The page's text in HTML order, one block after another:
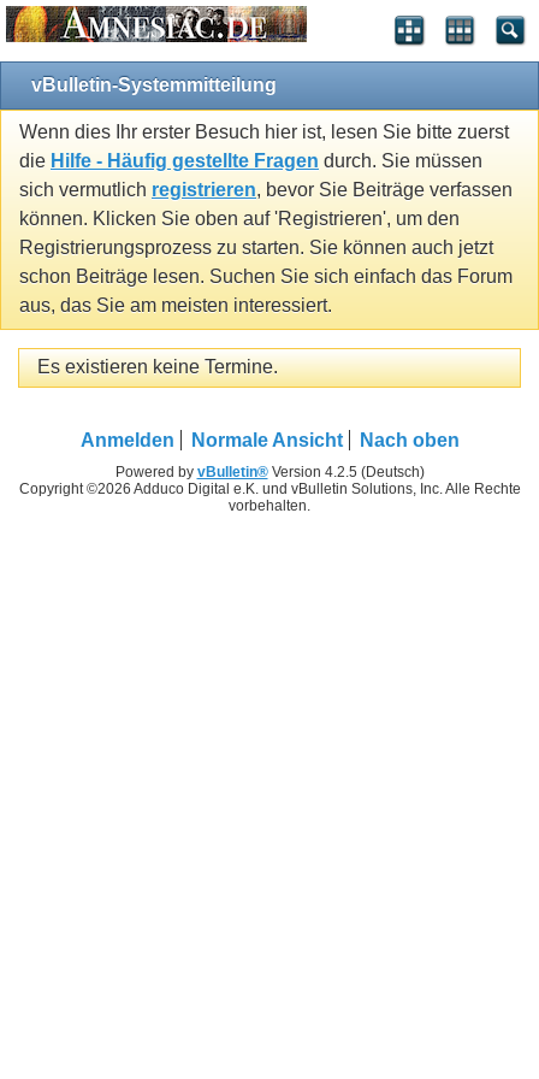
vBulletin-Systemmitteilung
Wenn dies Ihr erster Besuch hier ist, lesen Sie bitte zuerst
die Hilfe - Häufig gestellte Fragen durch. Sie müssen
sich vermutlich registrieren, bevor Sie Beiträge verfassen
können. Klicken Sie oben auf 'Registrieren', um den
Registrierungsprozess zu starten. Sie können auch jetzt
schon Beiträge lesen. Suchen Sie sich einfach das Forum
aus, das Sie am meisten interessiert.
Es existieren keine Termine.
Anmelden Normale Ansicht Nach oben
Powered by vBulletin®Version 4.2.5 (Deutsch)
Copyright ©2026 Adduco Digital e.K. und vBulletin Solutions, Inc. Alle Rechte
vorbehalten.